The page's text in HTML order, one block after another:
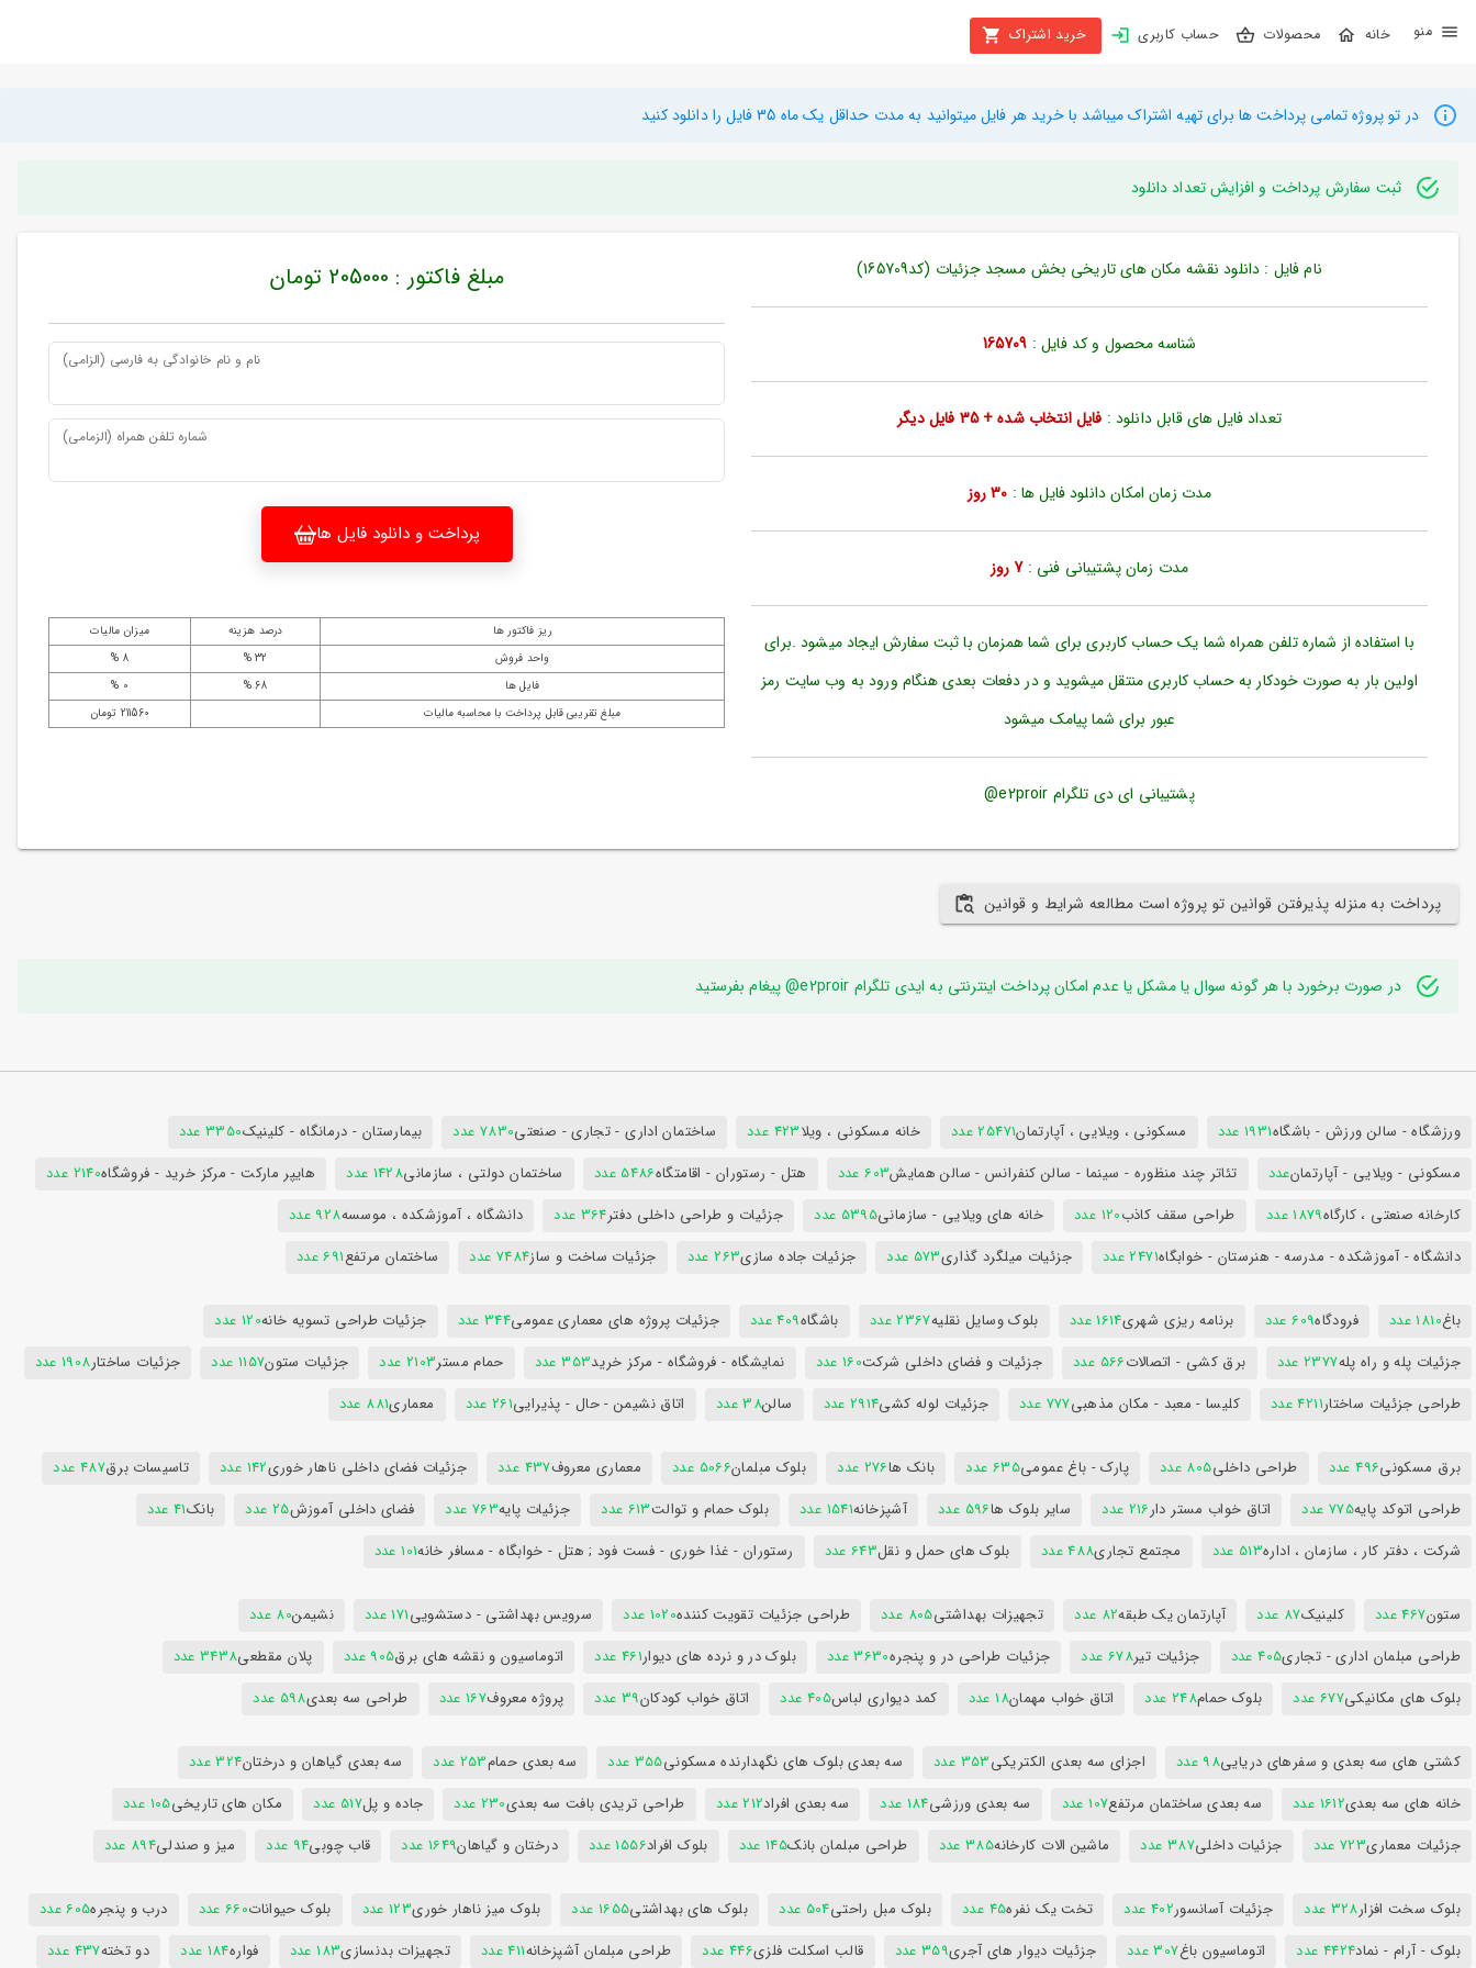
محصولات حساب کاربری خرید اشتراک
بستن
محصولات
اشتراک
کاربری
ثبت
بازیابی
رمز
علاقه
در تو پروژه تمامی پرداخت ها برای تهیه اشتراک میباشد با خرید هر فایل میتوانید به مدت حداقل یک ماه 35 فایل را دانلود کنید
ثبت سفارش پرداخت و افزایش تعداد دانلود
نام فایل : دانلود نقشه مکان های تاریخی بخش مسجد جزئیات (کد165709)
شناسه محصول و کد فایل : 165709
تعداد فایل های قابل دانلود : فایل انتخاب شده + 35 فایل دیگر
مدت زمان امکان دانلود فایل ها : 30 روز
مدت زمان پشتیبانی فنی :7 روز
با استفاده از شماره تلفن همراه شما یک حساب کاربری برای شما همزمان با ثبت سفارش ایجاد میشود .برای
اولین بار به صورت خودکار به حساب کاربری منتقل میشوید و در دفعات بعدی هنگام ورود به وب سایت رمز
عبور برای شما پیامک میشود
پشتیبانی ای دی تلگرام e2proir@
مبلغ فاکتور : 205000 تومان
نام و نام خانوادگی به فارسی (الزامی)
شماره تلفن همراه (الزمامی)
پرداخت و دانلود فایل ها
ریز فاکتور ها درصد هزینه
میزان مالیات
واحد فروش
32 %
8 %
فایل ها
68 %
0 %
مبلغ تقریبی قابل پرداخت با محاسبه مالیات
211560 تومان
پرداخت به منزله پذیرفتن قوانین تو پروژه است مطالعه شرایط و قوانین
در صورت برخورد با هر گونه سوال یا مشکل یا عدم امکان پرداخت اینترنتی به ایدی تلگرام e2proir@ پیغام بفرستید
ورزشگاه - سالن ورزش - باشگاه1931 عدد مسکونی ، ویلایی ، آپارتمان25471 عدد خانه مسکونی ، ویلا423 عدد ساختمان اداری - تجاری - صنعتی7830 عدد بیمارستان - درمانگاه - کلینیک3350 عدد
مسکونی - ویلایی - آپارتمانعدد تئاتر چند منظوره - سینما - سالن کنفرانس - سالن همایش603 عدد هتل - رستوران - اقامتگاه5486 عدد ساختمان دولتی ، سازمانی1428 عدد هایپر مارکت - مرکز خرید - فروشگاه2140 عدد
کارخانه صنعتی ، کارگاه1879 عدد طراحی سقف کاذب120 عدد خانه های ویلایی - سازمانی5395 عدد جزئیات و طراحی داخلی دفتر364 عدد دانشگاه ، آموزشکده ، موسسه928 عدد
دانشگاه - آموزشکده - مدرسه - هنرستان - خوابگاه2471 عدد جزئیات میلگرد گذاری573 عدد جزئیات جاده سازی263 عدد جزئیات ساخت و ساز7484 عدد ساختمان مرتفع691 عدد
باغ1810 عدد فرودگاه609 عدد برنامه ریزی شهری1614 عدد بلوک وسایل نقلیه2367 عدد باشگاه409 عدد جزئیات پروژه های معماری عمومی344 عدد جزئیات طراحی تسویه خانه120 عدد
جزئیات پله و راه پله2377 عدد برق کشی - اتصالات566 عدد جزئیات و فضای داخلی شرکت160 عدد نمایشگاه - فروشگاه - مرکز خرید353 عدد حمام مستر2103 عدد جزئیات ستون1157 عدد جزئیات ساختار1908 عدد
طراحی جزئیات ساختار4211 عدد کلیسا - معبد - مکان مذهبی777 عدد جزئیات لوله کشی2914 عدد سالن38 عدد اتاق نشیمن - حال - پذیرایی261 عدد معماری881 عدد
برق مسکونی496 عدد طراحی داخلی805 عدد پارک - باغ عمومی635 عدد بانک ها276 عدد بلوک مبلمان5066 عدد معماری معروف437 عدد جزئیات فضای داخلی ناهار خوری142 عدد تاسیسات برق487 عدد
طراحی اتوکد پایه775 عدد اتاق خواب مستر دار216 عدد سایر بلوک ها596 عدد آشپزخانه1541 عدد بلوک حمام و توالت613 عدد جزئیات پایه763 عدد فضای داخلی آموزش25 عدد بانک41 عدد
شرکت ، دفتر کار ، سازمان ، اداره513 عدد مجتمع تجاری488 عدد بلوک های حمل و نقل643 عدد رستوران - غذا خوری - فست فود ; هتل - خوابگاه - مسافر خانه101 عدد
ستون467 عدد کلینیک87 عدد آپارتمان یک طبقه82 عدد تجهیزات بهداشتی805 عدد طراحی جزئیات تقویت کننده1020 عدد سرویس بهداشتی - دستشویی171 عدد نشیمن80 عدد
طراحی مبلمان اداری - تجاری405 عدد جزئیات تیر678 عدد جزئیات طراحی در و پنجره3630 عدد بلوک در و نرده های دیوار461 عدد اتوماسیون و نقشه های برق905 عدد پلان مقطعی3438 عدد
بلوک های مکانیکی677 عدد بلوک حمام248 عدد اتاق خواب مهمان18 عدد کمد دیواری لباس405 عدد اتاق خواب کودکان39 عدد پروژه معروف167 عدد طراحی سه بعدی598 عدد
کشتی های سه بعدی و سفرهای دریایی98 عدد اجزای سه بعدی الکتریکی353 عدد سه بعدی بلوک های نگهدارنده مسکونی355 عدد سه بعدی حمام253 عدد سه بعدی گیاهان و درختان324 عدد
خانه های سه بعدی1612 عدد سه بعدی ساختمان مرتفع107 عدد سه بعدی ورزشی184 عدد سه بعدی افراد212 عدد طراحی تریدی بافت سه بعدی230 عدد جاده و پل517 عدد مکان های تاریخی105 عدد
جزئیات معماری723 عدد جزئیات داخلی387 عدد ماشین الات کارخانه385 عدد طراحی مبلمان بانک145 عدد بلوک افراد1556 عدد درختان و گیاهان1649 عدد قاب چوبی94 عدد میز و صندلی894 عدد
بلوک سخت افزار328 عدد جزئیات آسانسور402 عدد تخت یک نفره45 عدد بلوک مبل راحتی504 عدد بلوک های بهداشتی1655 عدد بلوک میز ناهار خوری123 عدد بلوک حیوانات660 عدد درب و پنجره605 عدد
بلوک - آرام - نماد4424 عدد اتوماسیون باغ307 عدد جزئیات دیوار های آجری359 عدد قالب اسکلت فلزی446 عدد طراحی مبلمان آشپزخانه411 عدد تجهیزات بدنسازی183 عدد فواره184 عدد دو تخته437 عدد